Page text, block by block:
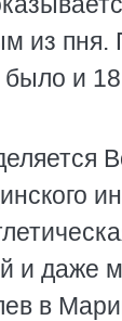
из пня.
и
и даже
в